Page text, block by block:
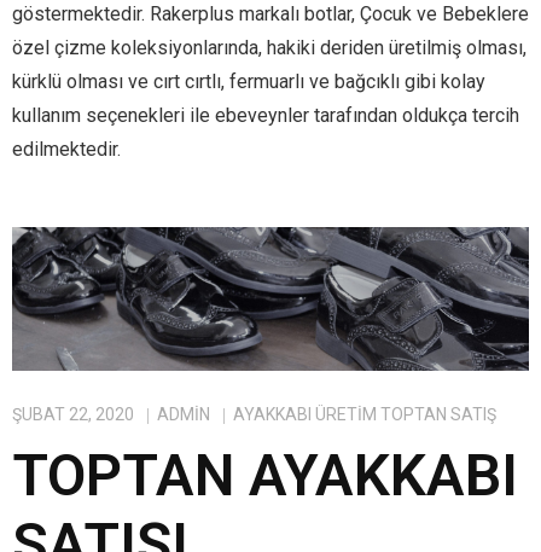
göstermektedir. Rakerplus markalı botlar, Çocuk ve Bebeklere
özel çizme koleksiyonlarında, hakiki deriden üretilmiş olması,
kürklü olması ve cırt cırtlı, fermuarlı ve bağcıklı gibi kolay
kullanım seçenekleri ile ebeveynler tarafından oldukça tercih
edilmektedir.
ŞUBAT 22, 2020 ADMIN AYAKKABI ÜRETIM TOPTAN SATIŞ
TOPTAN AYAKKABI